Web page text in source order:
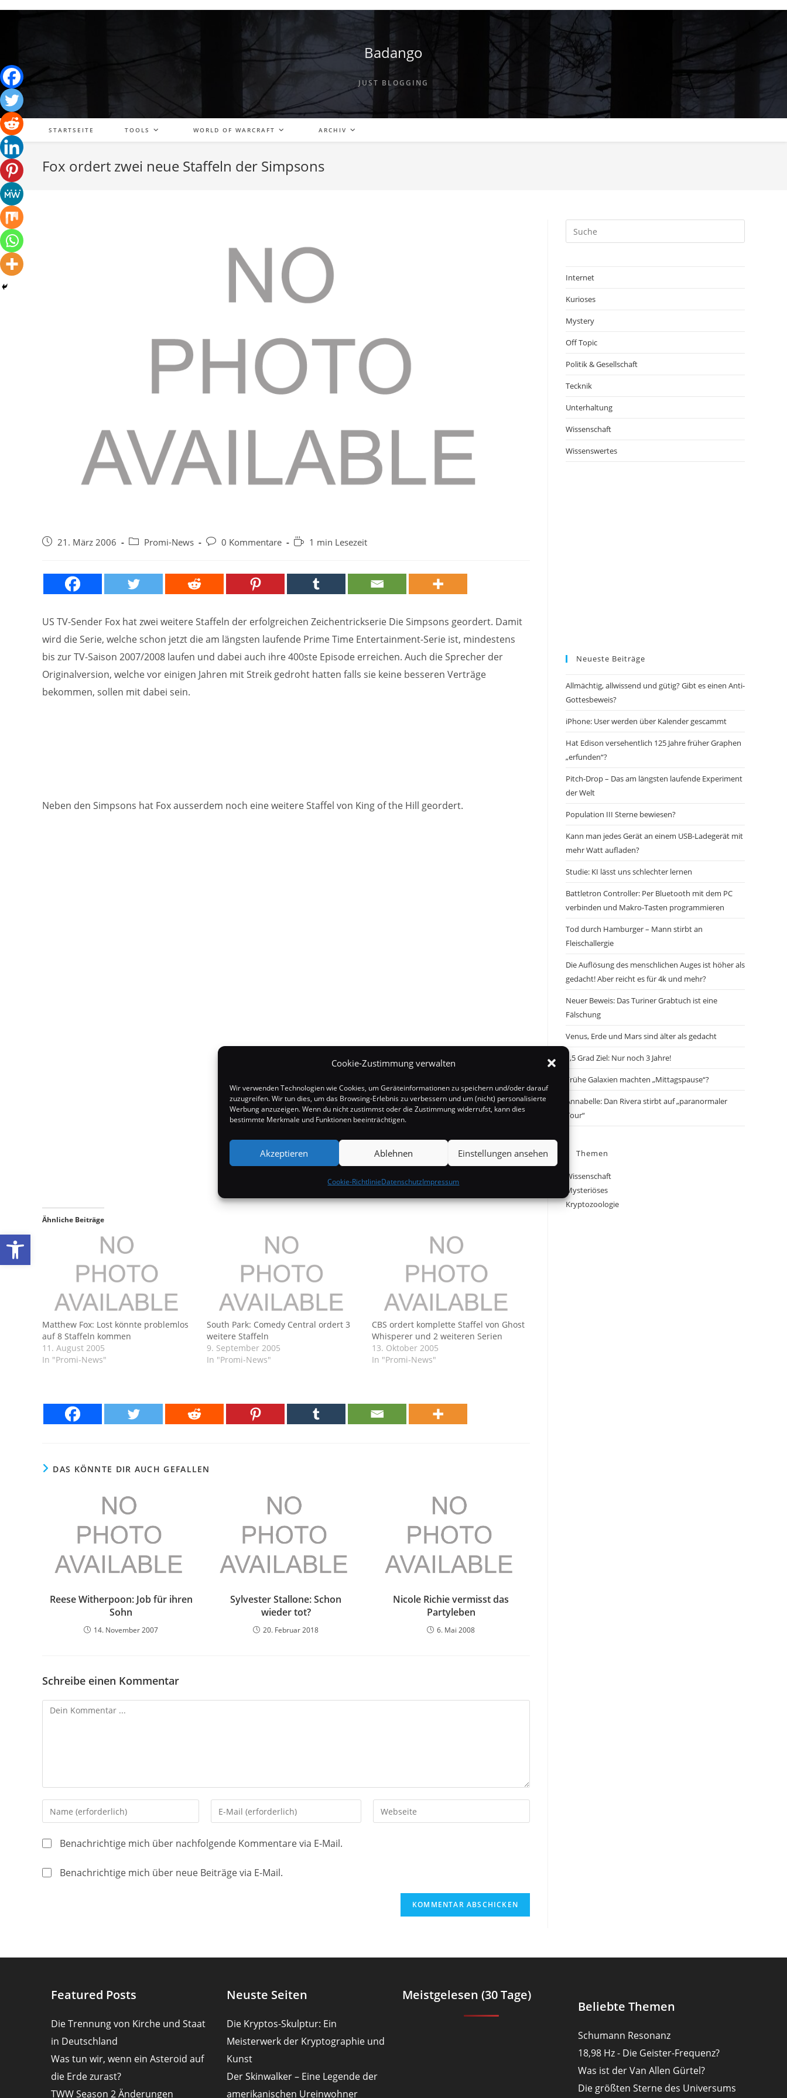
Werkzeugleiste öffnen
Cookie-Zustimmung verwalten
Wir verwenden Technologien wie Cookies, um Geräteinformationen zu speichern und/oder darauf
zuzugreifen. Wir tun dies, um das Browsing-Erlebnis zu verbessern und um (nicht) personalisierte
Werbung anzuzeigen. Wenn du nicht zustimmst oder die Zustimmung widerrufst, kann dies
bestimmte Merkmale und Funktionen beeinträchtigen.
Akzeptieren Ablehnen Einstellungen ansehen
Cookie-RichtlinieDatenschutzImpressum
Badango
JUST BLOGGING
STARTSEITE TOOLS WORLD OF WARCRAFT ARCHIV
Fox ordert zwei neue Staffeln der Simpsons
Beitrag21. März 2006
Beitrags-
Promi-News
Beitrags-
0 Kommentare Lesedauer:
1 min Lesezeit
US TV-Sender Fox hat zwei weitere Staffeln der erfolgreichen Zeichentrickserie Die Simpsons geordert. Damit
wird die Serie, welche schon jetzt die am längsten laufende Prime Time Entertainment-Serie ist, mindestens
bis zur TV-Saison 2007/2008 laufen und dabei auch ihre 400ste Episode erreichen. Auch die Sprecher der
Originalversion, welche vor einigen Jahren mit Streik gedroht hatten falls sie keine besseren Verträge
bekommen, sollen mit dabei sein.
Neben den Simpsons hat Fox ausserdem noch eine weitere Staffel von King of the Hill geordert.
Ähnliche Beiträge
Matthew Fox: Lost könnte problemlos
auf 8 Staffeln kommen
11. August 2005
In "Promi-News"
South Park: Comedy Central ordert 3
weitere Staffeln
9. September 2005
In "Promi-News"
CBS ordert komplette Staffel von Ghost
Whisperer und 2 weiteren Serien
13. Oktober 2005
In "Promi-News"
DAS KÖNNTE DIR AUCH GEFALLEN
Reese Witherpoon: Job für ihren
Sohn
14. November 2007
Sylvester Stallone: Schon
wieder tot?
20. Februar 2018
Nicole Richie vermisst das
Partyleben
6. Mai 2008
Schreibe einen Kommentar
Kommentieren
Gib
deinen
Namen
Benutzernamen
Gib
deine
Mail-
Adresse
Gib
deine
Benachrichtige mich über nachfolgende Kommentare via E-Mail.
Benachrichtige mich über neue Beiträge via E-Mail.
Internet
Kurioses
Mystery
Off Topic
Politik & Gesellschaft
Tecknik
Unterhaltung
Wissenschaft
Wissenswertes
Neueste Beiträge
Allmächtig, allwissend und gütig? Gibt es einen Anti-
Gottesbeweis?
iPhone: User werden über Kalender gescammt
Hat Edison versehentlich 125 Jahre früher Graphen
„erfunden“?
Pitch-Drop – Das am längsten laufende Experiment
der Welt
Population III Sterne bewiesen?
Kann man jedes Gerät an einem USB-Ladegerät mit
mehr Watt aufladen?
Studie: KI lässt uns schlechter lernen
Battletron Controller: Per Bluetooth mit dem PC
verbinden und Makro-Tasten programmieren
Tod durch Hamburger – Mann stirbt an
Fleischallergie
Die Auflösung des menschlichen Auges ist höher als
gedacht! Aber reicht es für 4k und mehr?
Neuer Beweis: Das Turiner Grabtuch ist eine
Fälschung
Venus, Erde und Mars sind älter als gedacht
1,5 Grad Ziel: Nur noch 3 Jahre!
Frühe Galaxien machten „Mittagspause“?
Annabelle: Dan Rivera stirbt auf „paranormaler
Tour“
Themen
Wissenschaft
Mysteriöses
Kryptozoologie
Featured Posts
Die Trennung von Kirche und Staat
in Deutschland
Was tun wir, wenn ein Asteroid auf
die Erde zurast?
TWW Season 2 Änderungen
Neuste Seiten
Die Kryptos-Skulptur: Ein
Meisterwerk der Kryptographie und
Kunst
Der Skinwalker – Eine Legende der
amerikanischen Ureinwohner
Meistgelesen (30 Tage)
Beliebte Themen
Schumann Resonanz
18,98 Hz - Die Geister-Frequenz?
Was ist der Van Allen Gürtel?
Die größten Sterne des Universums